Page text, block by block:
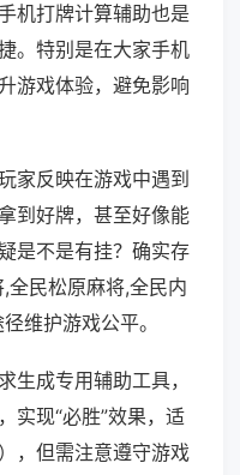
机打牌计算辅助也是
。特别是在大家手机
游戏体验，避免影响
家反映在游戏中遇到
到好牌，甚至好像能
是不是有挂？确实存
全民松原麻将,全民内
维护游戏公平。
生成专用辅助工具，
实现“必胜”效果，适
，但需注意遵守游戏